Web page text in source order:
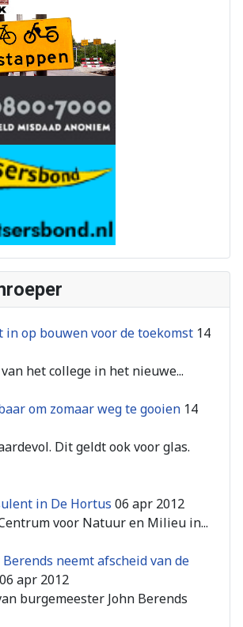
op bouwen voor de toekomst 14
het college in het nieuwe...
om zomaar weg te gooien 14
Dit geldt ook voor glas.
in De Hortus 06 apr 2012
voor Natuur en Milieu in...
neemt afscheid van de
06 apr 2012
burgemeester John Berends